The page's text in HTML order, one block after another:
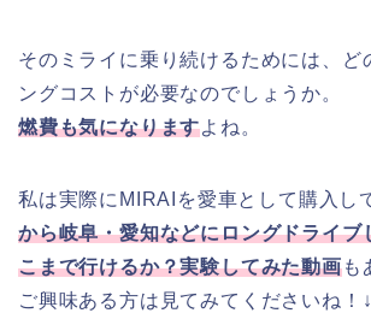
そのミライに乗り続けるためには、ど
ングコストが必要なのでしょうか。
燃費も気になりますよね。
私は実際にMIRAIを愛車として購入し
から岐阜・愛知などにロングドライブ
こまで行けるか？実験してみた動画も
ご興味ある方は見てみてくださいね！